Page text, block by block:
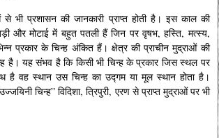
भी प्रशासन की जानकारी प्राप्त होती है। इस काल की
और मोटाई में बहुत पतली हैं जिन पर वृषभ, हस्ति, मत्स्य,
प्रकार के चिन्ह अंकित हैं। क्षेत्र की प्राचीन मुद्राओं की
है। यह संभव है कि किसी भी चिन्ह के प्रकार जिस स्थल पर
है वह स्थान उस चिन्ह का उद्गम या मूल स्थान होता है।
चिन्ह” विदिशा, त्रिपुरी, एरण से प्राप्त मुद्राओं पर भी